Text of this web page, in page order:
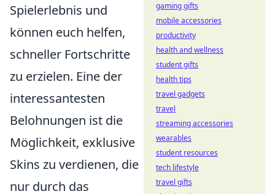
Spielerlebnis und
können euch helfen,
schneller Fortschritte
zu erzielen. Eine der
interessantesten
Belohnungen ist die
Möglichkeit, exklusive
Skins zu verdienen, die
nur durch das
gaming gifts
mobile accessories
productivity
health and wellness
student gifts
health tips
travel gadgets
travel
streaming accessories
wearables
student resources
tech lifestyle
travel gifts